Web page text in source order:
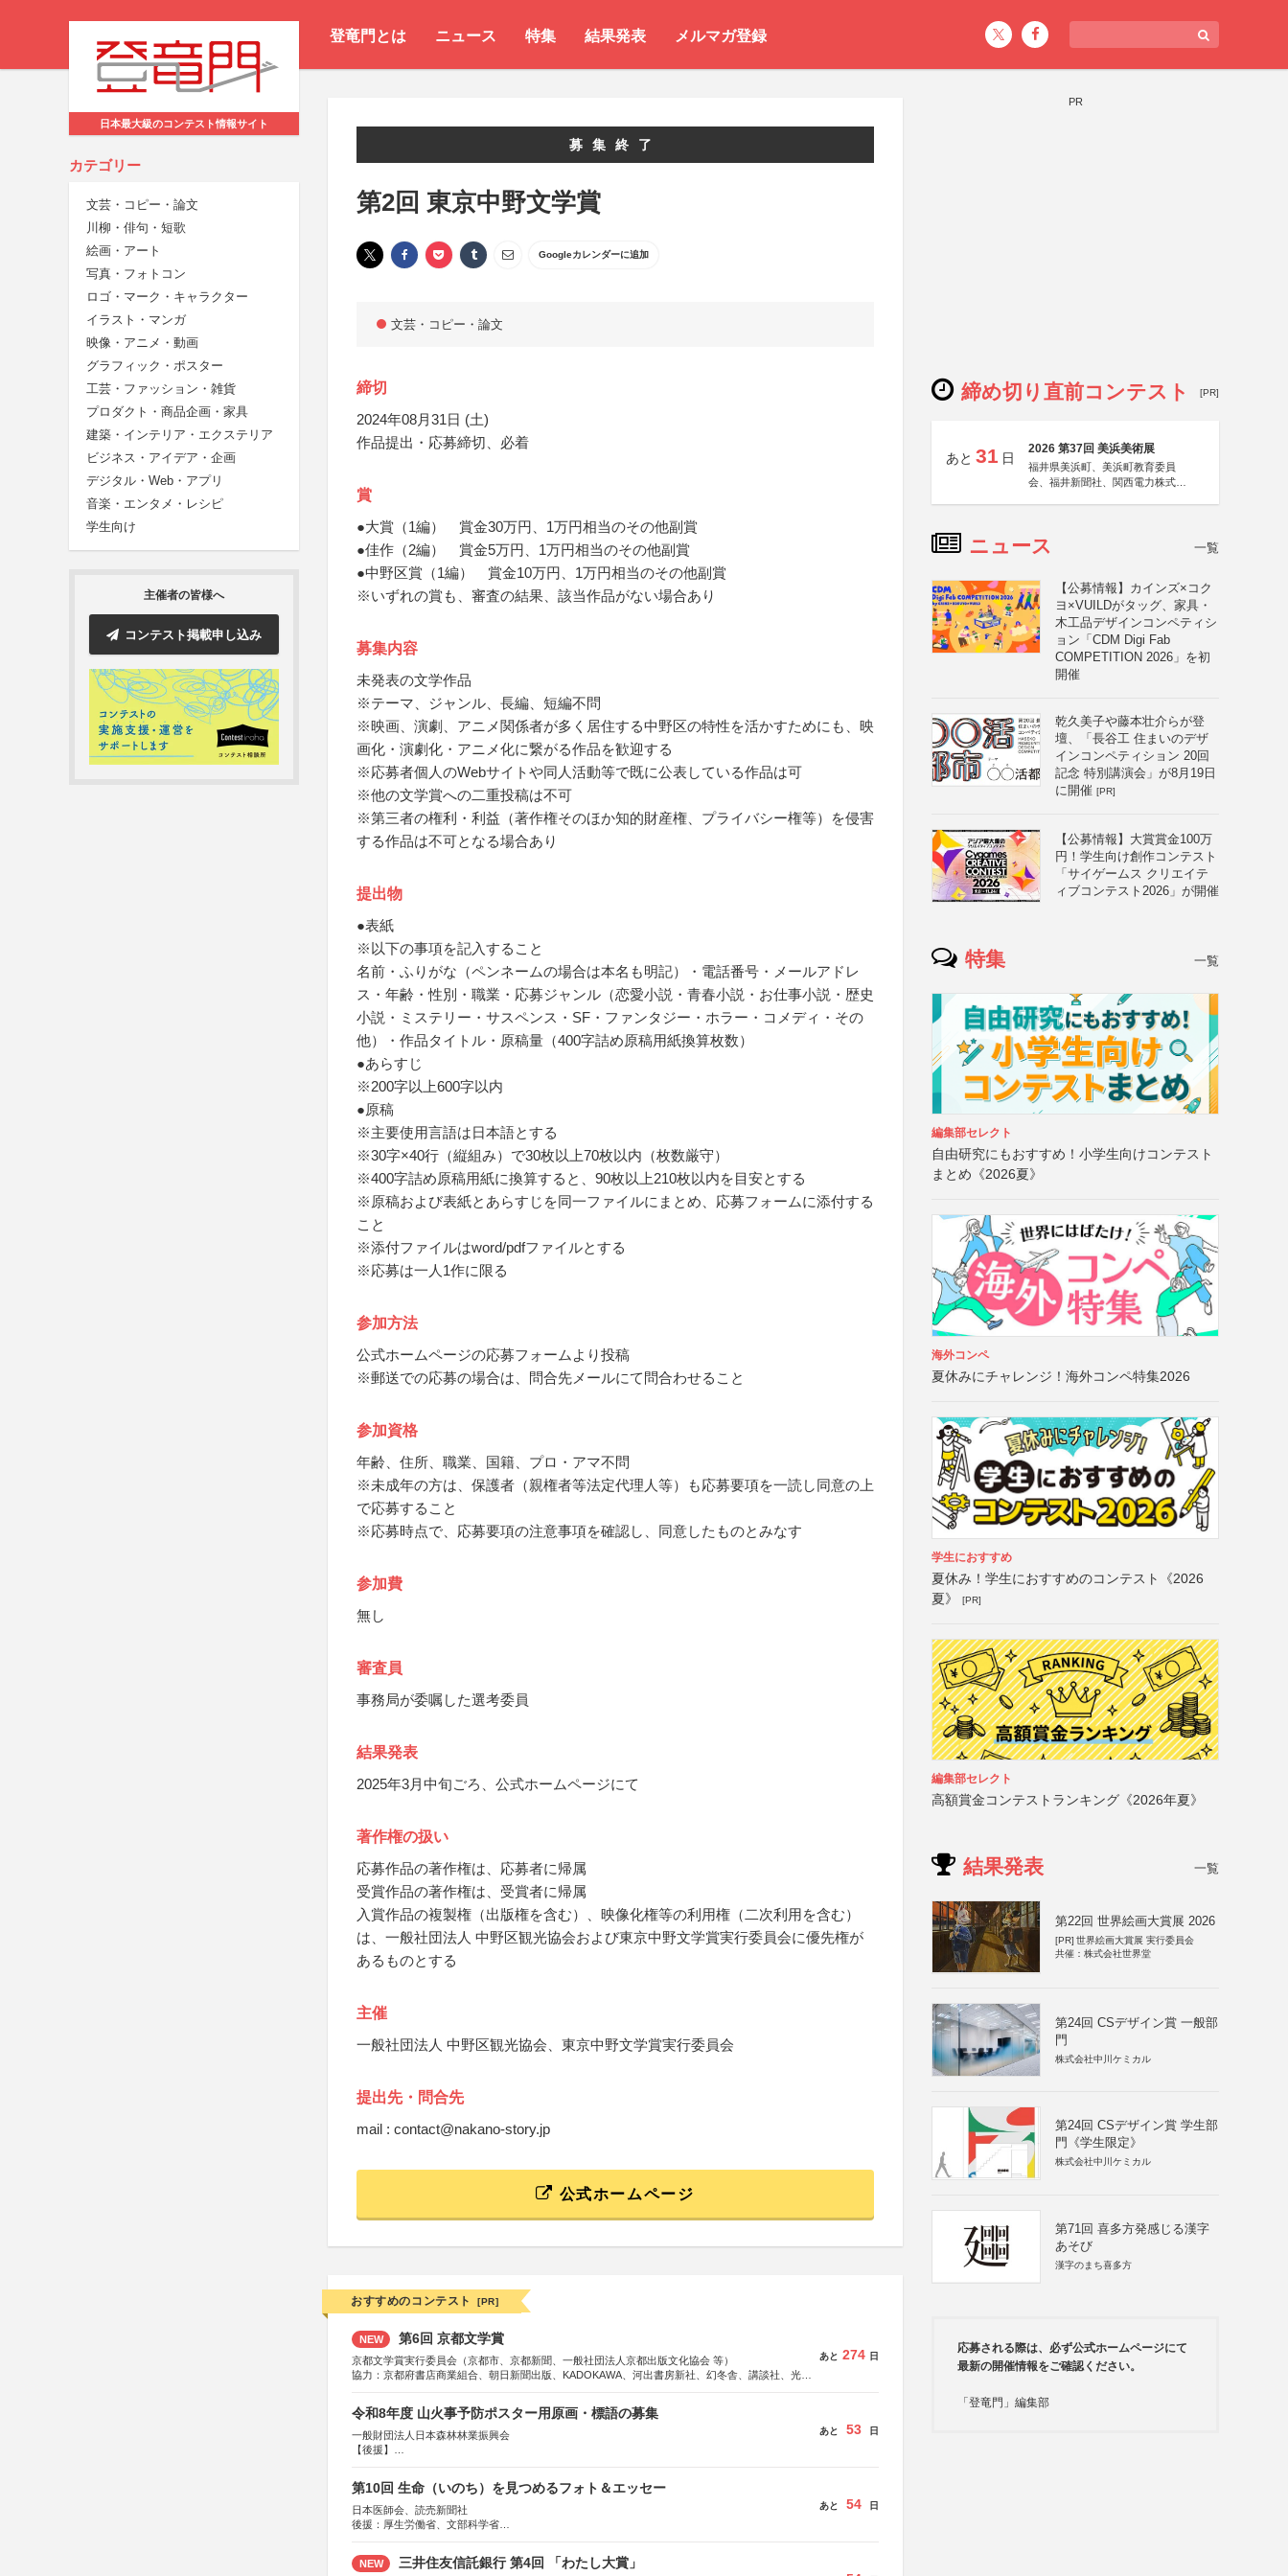
登竜門とは ニュース 特集 結果発表 メルマガ登録
日本最大級のコンテスト情報サイト
カテゴリー
文芸・コピー・論文
川柳・俳句・短歌
絵画・アート
写真・フォトコン
ロゴ・マーク・キャラクター
イラスト・マンガ
映像・アニメ・動画
グラフィック・ポスター
工芸・ファッション・雑貨
プロダクト・商品企画・家具
建築・インテリア・エクステリア
ビジネス・アイデア・企画
デジタル・Web・アプリ
音楽・エンタメ・レシピ
学生向け
主催者の皆様へ
コンテスト掲載申し込み
募集終了
第2回 東京中野文学賞
Googleカレンダーに追加
文芸・コピー・論文
締切
2024年08月31日 (土)
作品提出・応募締切、必着
賞
●大賞（1編） 賞金30万円、1万円相当のその他副賞
●佳作（2編） 賞金5万円、1万円相当のその他副賞
●中野区賞（1編） 賞金10万円、1万円相当のその他副賞
※いずれの賞も、審査の結果、該当作品がない場合あり
募集内容
未発表の文学作品
※テーマ、ジャンル、長編、短編不問
※映画、演劇、アニメ関係者が多く居住する中野区の特性を活かすためにも、映
画化・演劇化・アニメ化に繋がる作品を歓迎する
※応募者個人のWebサイトや同人活動等で既に公表している作品は可
※他の文学賞への二重投稿は不可
※第三者の権利・利益（著作権そのほか知的財産権、プライバシー権等）を侵害
する作品は不可となる場合あり
提出物
●表紙
※以下の事項を記入すること
名前・ふりがな（ペンネームの場合は本名も明記）・電話番号・メールアドレ
ス・年齢・性別・職業・応募ジャンル（恋愛小説・青春小説・お仕事小説・歴史
小説・ミステリー・サスペンス・SF・ファンタジー・ホラー・コメディ・その
他）・作品タイトル・原稿量（400字詰め原稿用紙換算枚数）
●あらすじ
※200字以上600字以内
●原稿
※主要使用言語は日本語とする
※30字×40行（縦組み）で30枚以上70枚以内（枚数厳守）
※400字詰め原稿用紙に換算すると、90枚以上210枚以内を目安とする
※原稿および表紙とあらすじを同一ファイルにまとめ、応募フォームに添付する
こと
※添付ファイルはword/pdfファイルとする
※応募は一人1作に限る
参加方法
公式ホームページの応募フォームより投稿
※郵送での応募の場合は、問合先メールにて問合わせること
参加資格
年齢、住所、職業、国籍、プロ・アマ不問
※未成年の方は、保護者（親権者等法定代理人等）も応募要項を一読し同意の上
で応募すること
※応募時点で、応募要項の注意事項を確認し、同意したものとみなす
参加費
無し
審査員
事務局が委嘱した選考委員
結果発表
2025年3月中旬ごろ、公式ホームページにて
著作権の扱い
応募作品の著作権は、応募者に帰属
受賞作品の著作権は、受賞者に帰属
入賞作品の複製権（出版権を含む）、映像化権等の利用権（二次利用を含む）
は、一般社団法人 中野区観光協会および東京中野文学賞実行委員会に優先権が
あるものとする
主催
一般社団法人 中野区観光協会、東京中野文学賞実行委員会
提出先・問合先
mail : contact@nakano-story.jp
公式ホームページ
おすすめのコンテスト [PR]
NEW 第6回 京都文学賞
京都文学賞実行委員会（京都市、京都新聞、一般社団法人京都出版文化協会 等）
協力：京都府書店商業組合、朝日新聞出版、KADOKAWA、河出書房新社、幻冬舎、講談社、光文
研究所、双葉社、文藝春秋、ポプラ社、毎日新聞出版
あと 274 日
令和8年度 山火事予防ポスター用原画・標語の募集
一般財団法人日本森林林業振興会
【後援】
あと 53 日
第10回 生命（いのち）を見つめるフォト＆エッセー
日本医師会、読売新聞社
後援：厚生労働省、文部科学省
あと 54 日
NEW 三井住友信託銀行 第4回 「わたし大賞」
PR
締め切り直前コンテスト [PR]
あと 31 日
2026 第37回 美浜美術展
福井県美浜町、美浜町教育委員
会、福井新聞社、関西電力株式会
ニュース 一覧
【公募情報】カインズ×コク
ヨ×VUILDがタッグ、家具・
木工品デザインコンペティシ
ョン「CDM Digi Fab
COMPETITION 2026」を初
開催
乾久美子や藤本壮介らが登
壇、「長谷工 住まいのデザ
インコンペティション 20回
記念 特別講演会」が8月19日
に開催 [PR]
【公募情報】大賞賞金100万
円！学生向け創作コンテスト
「サイゲームス クリエイテ
ィブコンテスト2026」が開催
特集 一覧
編集部セレクト
自由研究にもおすすめ！小学生向けコンテスト
まとめ《2026夏》
海外コンペ
夏休みにチャレンジ！海外コンペ特集2026
学生におすすめ
夏休み！学生におすすめのコンテスト《2026
夏》
[PR]
編集部セレクト
高額賞金コンテストランキング《2026年夏》
結果発表 一覧
第22回 世界絵画大賞展 2026
[PR] 世界絵画大賞展 実行委員会
共催：株式会社世界堂
第24回 CSデザイン賞 一般部
門
株式会社中川ケミカル
第24回 CSデザイン賞 学生部
門《学生限定》
株式会社中川ケミカル
第71回 喜多方発感じる漢字
あそび
漢字のまち喜多方
応募される際は、必ず公式ホームページにて
最新の開催情報をご確認ください。
「登竜門」編集部